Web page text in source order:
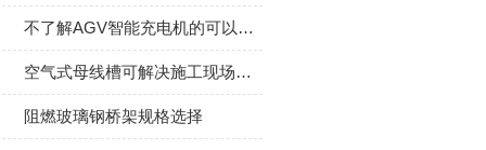
不了解AGV智能充电机的可以进来看看
空气式母线槽可解决施工现场大跨距安装的难题
阻燃玻璃钢桥架规格选择